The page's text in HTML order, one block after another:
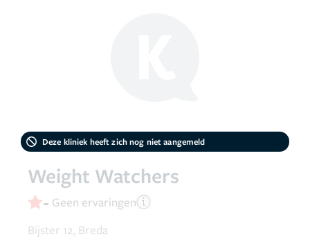
Deze kliniek heeft zich nog niet aangemeld
Weight Watchers
- Geen ervaringen
Bijster 12, Breda